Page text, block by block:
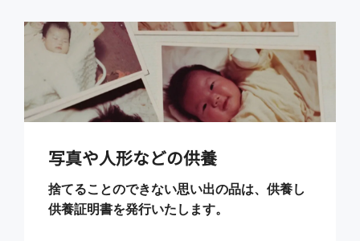
写真や人形などの供養
捨てることのできない思い出の品は、供養し
供養証明書を発行いたします。